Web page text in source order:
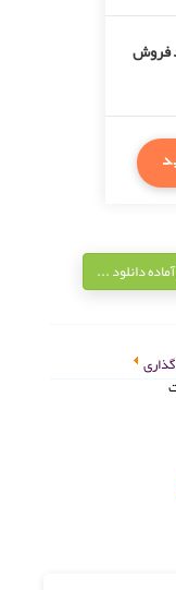
دانلود ...